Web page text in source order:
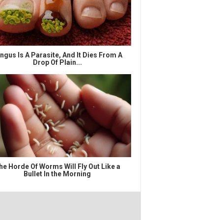
Is A Parasite, And It Dies From A
Drop Of Plain...
Horde Of Worms Will Fly Out Like a
Bullet In the Morning